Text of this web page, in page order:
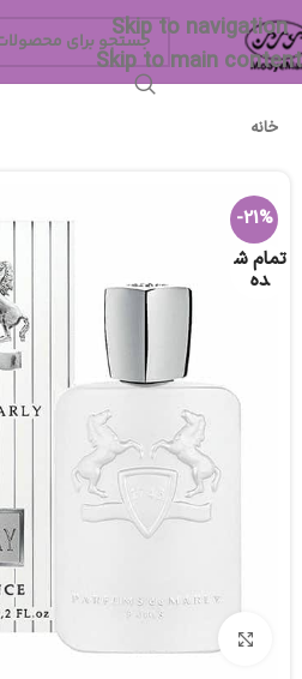
Skip to navigation
Skip to main content
خانه
-21%
تمام ش
ده
برای بزرگنمایی کلیک کنید